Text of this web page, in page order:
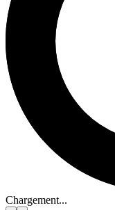
Chargement...